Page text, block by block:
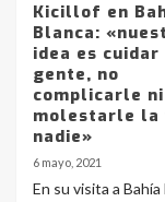
Kicillof en
Blanca:
idea es cuidar
gente, no
complicarle ni
molestarle la
nadie»
6 mayo, 2021
En su visita a Bahía
4
5
Los